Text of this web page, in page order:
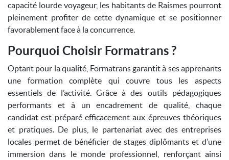
capacité lourde voyageur, les habitants de Raismes pourront
pleinement profiter de cette dynamique et se positionner
favorablement face à la concurrence.
Pourquoi Choisir Formatrans ?
Optant pour la qualité, Formatrans garantit à ses apprenants
une formation complète qui couvre tous les aspects
essentiels de l’activité. Grâce à des outils pédagogiques
performants et à un encadrement de qualité, chaque
candidat est préparé efficacement aux épreuves théoriques
et pratiques. De plus, le partenariat avec des entreprises
locales permet de bénéficier de stages diplômants et d’une
immersion dans le monde professionnel, renforçant ainsi